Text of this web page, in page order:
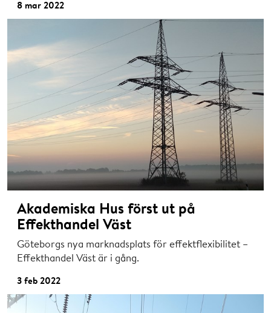
8 mar 2022
Akademiska Hus först ut på
Effekthandel Väst
Göteborgs nya marknadsplats för effektflexibilitet –
Effekthandel Väst är i gång.
3 feb 2022